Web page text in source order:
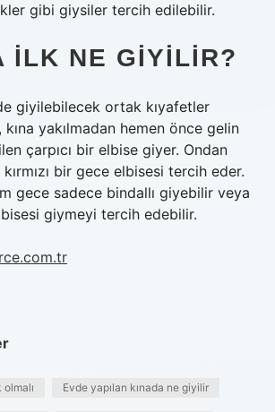
gibi giysiler tercih edilebilir.
ILK NE GIYILIR?
giyilebilecek ortak kıyafetler
kına yakılmadan hemen önce gelin
çarpıcı bir elbise giyer. Ondan
bir gece elbisesi tercih eder.
gece sadece bindallı giyebilir veya
giymeyi tercih edebilir.
Evde yapılan kınada ne giyilir